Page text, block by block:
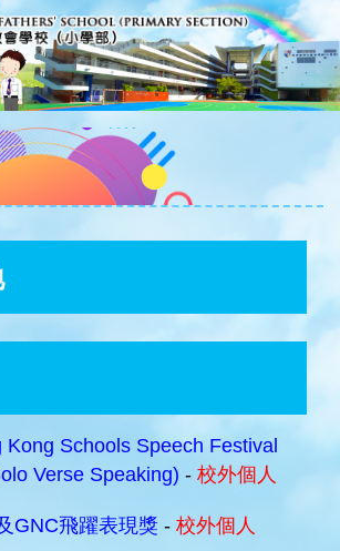
Kong Schools Speech Festival
Verse Speaking) - 校外個人
GNC飛躍表現獎 - 校外個人